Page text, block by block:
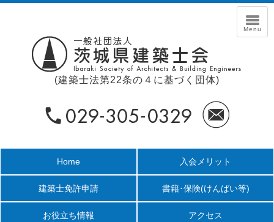
(建築士法第22条の４に基づく団体)
Home 入会メリット
建築士免許申請 書籍･保険(けんばい等)
お役立ち情報 アクセス